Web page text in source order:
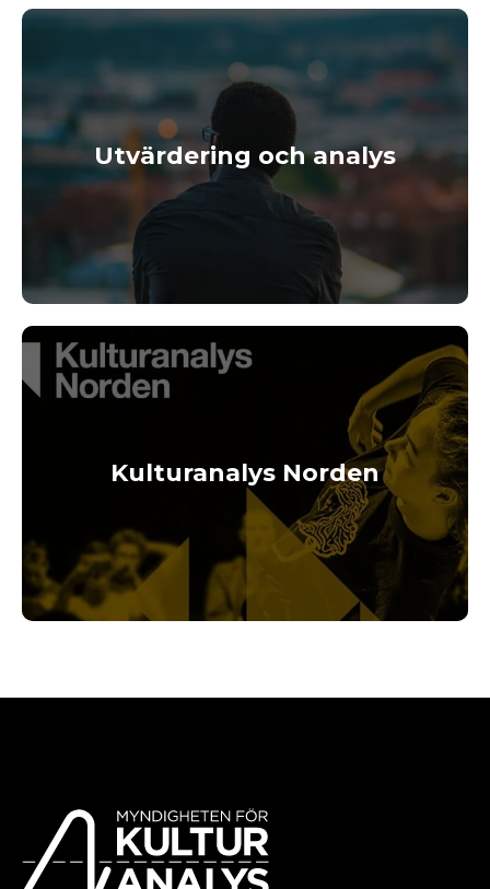
Utvärdering och analys
Kulturanalys Norden